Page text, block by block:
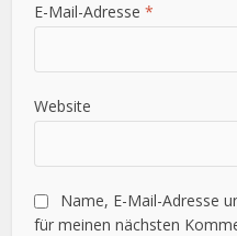
E-Mail-Adresse*
Website
Name, E-Mail-Adresse
für meinen nächsten